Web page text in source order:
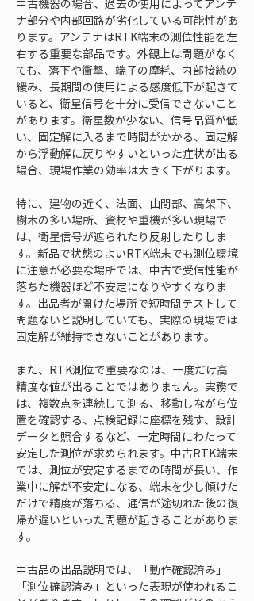
中古機器の場合、過去の使用によってアンテ
ナ部分や内部回路が劣化している可能性があ
ります。アンテナはRTK端末の測位性能を左
右する重要な部品です。外観上は問題がなく
ても、落下や衝撃、端子の摩耗、内部接続の
緩み、長期間の使用による感度低下が起きて
いると、衛星信号を十分に受信できないこと
があります。衛星数が少ない、信号品質が低
い、固定解に入るまで時間がかかる、固定解
から浮動解に戻りやすいといった症状が出る
場合、現場作業の効率は大きく下がります。
特に、建物の近く、法面、山間部、高架下、
樹木の多い場所、資材や重機が多い現場で
は、衛星信号が遮られたり反射したりしま
す。新品で状態のよいRTK端末でも測位環境
に注意が必要な場所では、中古で受信性能が
落ちた機器ほど不安定になりやすくなりま
す。出品者が開けた場所で短時間テストして
問題ないと説明していても、実際の現場では
固定解が維持できないことがあります。
また、RTK測位で重要なのは、一度だけ高
精度な値が出ることではありません。実務で
は、複数点を連続して測る、移動しながら位
置を確認する、点検記録に座標を残す、設計
データと照合するなど、一定時間にわたって
安定した測位が求められます。中古RTK端末
では、測位が安定するまでの時間が長い、作
業中に解が不安定になる、端末を少し傾けた
だけで精度が落ちる、通信が途切れた後の復
帰が遅いといった問題が起きることがありま
す。
中古品の出品説明では、「動作確認済み」
「測位確認済み」といった表現が使われるこ